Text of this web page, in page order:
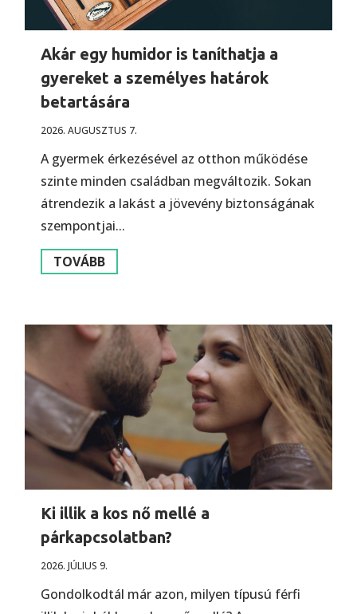
Akár egy humidor is taníthatja a
gyereket a személyes határok
betartására
2026. AUGUSZTUS 7.
A gyermek érkezésével az otthon működése
szinte minden családban megváltozik. Sokan
átrendezik a lakást a jövevény biztonságának
szempontjai...
TOVÁBB
Ki illik a kos nő mellé a
párkapcsolatban?
2026. JÚLIUS 9.
Gondolkodtál már azon, milyen típusú férfi